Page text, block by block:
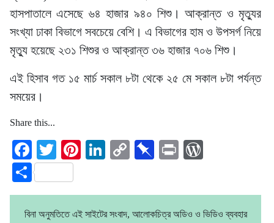
হাসপাতালে এসেছে ৬৪ হাজার ৯৪০ শিশু। আক্রান্ত ও মৃত্যুর
সংখ্যা ঢাকা বিভাগে সবচেয়ে বেশি। এ বিভাগের হাম ও উপসর্গ নিয়ে
মৃত্যু হয়েছে ২৩১ শিশুর ও আক্রান্ত ৩৬ হাজার ৭০৬ শিশু।
এই হিসাব গত ১৫ মার্চ সকাল ৮টা থেকে ২৫ মে সকাল ৮টা পর্যন্ত
সময়ের।
Share this...
Facebook
TwitterPinterest
LinkedIn
CopyPinboard
Print
Share
বিনা অনুমতিতে এই সাইটের সংবাদ, আলোকচিত্র অডিও ও ভিডিও ব্যবহার